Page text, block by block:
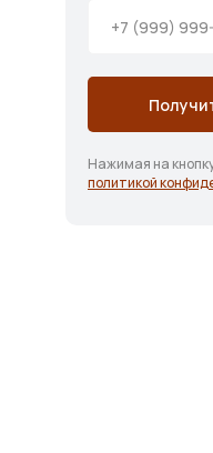
Нажимая на
политикой